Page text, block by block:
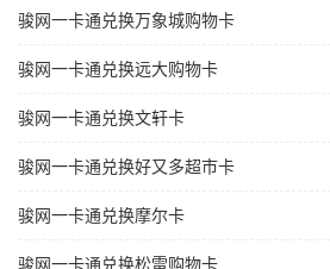
骏网一卡通兑换万象城购物卡
骏网一卡通兑换远大购物卡
骏网一卡通兑换文轩卡
骏网一卡通兑换好又多超市卡
骏网一卡通兑换摩尔卡
骏网一卡通兑换松雷购物卡